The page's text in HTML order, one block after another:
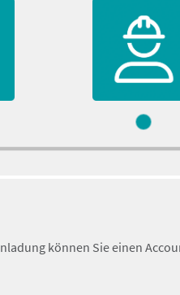
können Sie einen